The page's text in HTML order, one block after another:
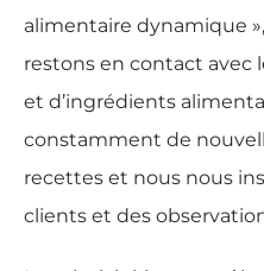
alimentaire dynamique
restons en contact avec
et d’ingrédients
constamment de
recettes et nous nous
clients et des